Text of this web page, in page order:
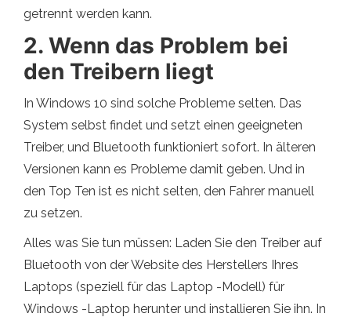
getrennt werden kann.
2. Wenn das Problem bei
den Treibern liegt
In Windows 10 sind solche Probleme selten. Das
System selbst findet und setzt einen geeigneten
Treiber, und Bluetooth funktioniert sofort. In älteren
Versionen kann es Probleme damit geben. Und in
den Top Ten ist es nicht selten, den Fahrer manuell
zu setzen.
Alles was Sie tun müssen: Laden Sie den Treiber auf
Bluetooth von der Website des Herstellers Ihres
Laptops (speziell für das Laptop -Modell) für
Windows -Laptop herunter und installieren Sie ihn. In